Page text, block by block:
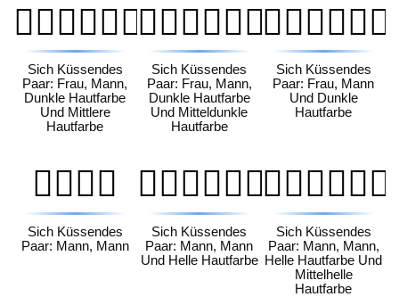
👩🏿‍❤️‍💋‍👨🏽
Sich Küssendes
Paar: Frau, Mann,
Dunkle Hautfarbe
Und Mittlere
Hautfarbe
👩🏿‍❤️‍💋‍👨🏾
Sich Küssendes
Paar: Frau, Mann,
Dunkle Hautfarbe
Und Mitteldunkle
Hautfarbe
👩🏿‍❤️‍💋‍👨🏿
Sich Küssendes
Paar: Frau, Mann
Und Dunkle
Hautfarbe
👨‍❤️‍💋‍👨
Sich Küssendes
Paar: Mann, Mann
👨🏻‍❤️‍💋‍👨🏻
Sich Küssendes
Paar: Mann, Mann
Und Helle Hautfarbe
👨🏻‍❤️‍💋‍👨🏼
Sich Küssendes
Paar: Mann, Mann,
Helle Hautfarbe Und
Mittelhelle
Hautfarbe